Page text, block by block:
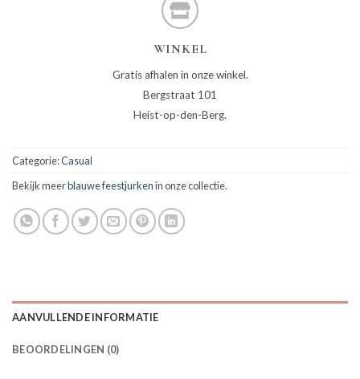
WINKEL
Gratis afhalen in onze winkel.
Bergstraat 101
Heist-op-den-Berg.
Categorie:Casual
Bekijk meerblauwe feestjurkenin onze collectie.
AANVULLENDE INFORMATIE
BEOORDELINGEN (0)